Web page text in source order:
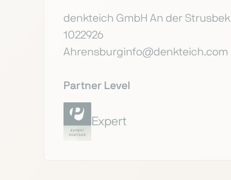
denkteich GmbH An der Strusbek
1022926
Ahrensburginfo@denkteich.com
Partner Level
Expert